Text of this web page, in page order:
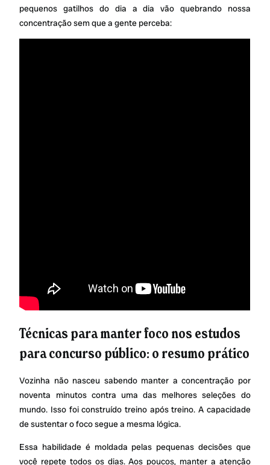
pequenos gatilhos do dia a dia vão quebrando nossa
concentração sem que a gente perceba:
Técnicas para manter foco nos estudos
para concurso público: o resumo prático
Vozinha não nasceu sabendo manter a concentração por
noventa minutos contra uma das melhores seleções do
mundo. Isso foi construído treino após treino. A capacidade
de sustentar o foco segue a mesma lógica.
Essa habilidade é moldada pelas pequenas decisões que
você repete todos os dias. Aos poucos, manter a atenção